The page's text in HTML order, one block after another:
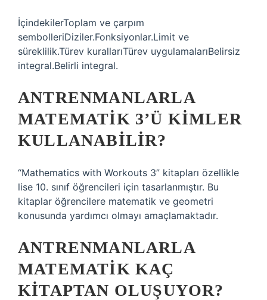
İçindekilerToplam ve çarpım
sembolleriDiziler.Fonksiyonlar.Limit ve
süreklilik.Türev kurallarıTürev uygulamalarıBelirsiz
integral.Belirli integral.
ANTRENMANLARLA
MATEMATIK 3’Ü KIMLER
KULLANABILIR?
“Mathematics with Workouts 3” kitapları özellikle
lise 10. sınıf öğrencileri için tasarlanmıştır. Bu
kitaplar öğrencilere matematik ve geometri
konusunda yardımcı olmayı amaçlamaktadır.
ANTRENMANLARLA
MATEMATIK KAÇ
KITAPTAN OLUŞUYOR?